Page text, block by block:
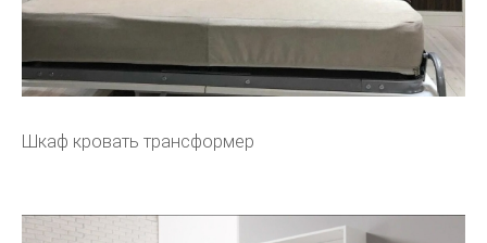
Шкаф кровать трансформер